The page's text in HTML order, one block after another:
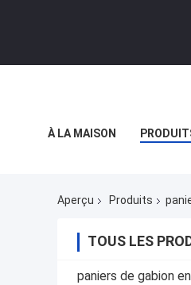
À LA MAISON
Aperçu Produits
TOUS LES
paniers de gabion